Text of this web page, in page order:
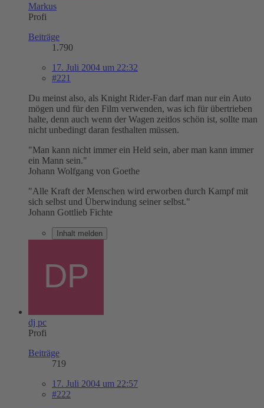
Markus
Profi
Beiträge
1.790
17. Juli 2004 um 22:32
#221
Du meinst also, als Knight Rider-Fan darf man nur ein Auto
mögen und für den Film verwenden, was ich für übertrieben
halte, denn auch wenn der Wagen zeitlos schön ist, sollte man
nicht unbedingt daran festhalten müssen.
"Man kann nicht immer ein Held sein, aber man kann immer
ein Mann sein."
Johann Wolfgang von Goethe
"Alle Kraft der Menschen wird erworben durch Kampf mit
sich selbst und Überwindung seiner selbst."
Johann Gottlieb Fichte
Inhalt melden
dj pc
Profi
Beiträge
719
17. Juli 2004 um 22:57
#222